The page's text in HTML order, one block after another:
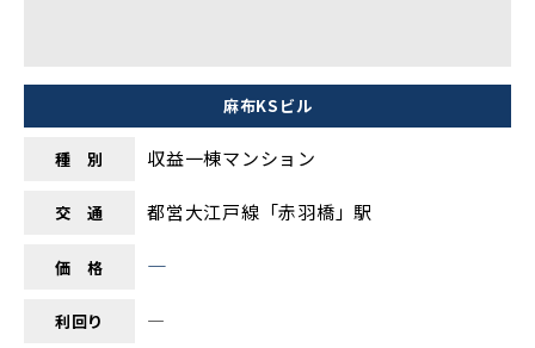
麻布KSビル
種 別 収益一棟マンション
交 通 都営大江戸線「赤羽橋」駅
価 格 ―
利回り ―